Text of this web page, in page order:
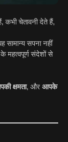
कभी चेतावनी देते हैं,
सामान्य सपना नहीं
संदेशों से
क्षमता, और आपके